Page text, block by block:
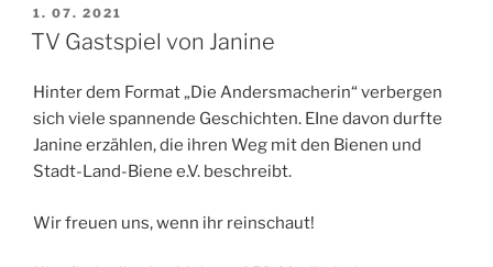
VERÖFFENTLICHT
AM
1. 07. 2021
TV Gastspiel von Janine
Hinter dem Format „Die Andersmacherin“ verbergen
sich viele spannende Geschichten. EIne davon durfte
Janine erzählen, die ihren Weg mit den Bienen und
Stadt-Land-Biene e.V. beschreibt.
Wir freuen uns, wenn ihr reinschaut!